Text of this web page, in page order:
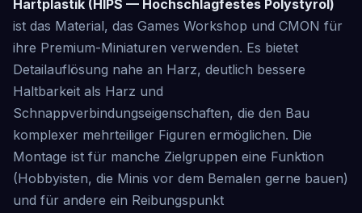
Hartplastik (HIPS — Hochschlagfestes Polystyrol)
ist das Material, das Games Workshop und CMON für
ihre Premium-Miniaturen verwenden. Es bietet
Detailauflösung nahe an Harz, deutlich bessere
Haltbarkeit als Harz und
Schnappverbindungseigenschaften, die den Bau
komplexer mehrteiliger Figuren ermöglichen. Die
Montage ist für manche Zielgruppen eine Funktion
(Hobbyisten, die Minis vor dem Bemalen gerne bauen)
und für andere ein Reibungspunkt